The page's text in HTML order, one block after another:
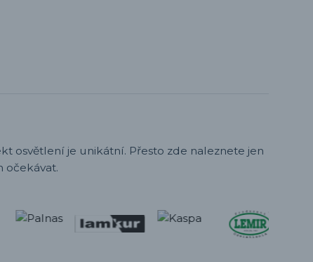
osvětlení je unikátní. Přesto zde naleznete jen
očekávat.